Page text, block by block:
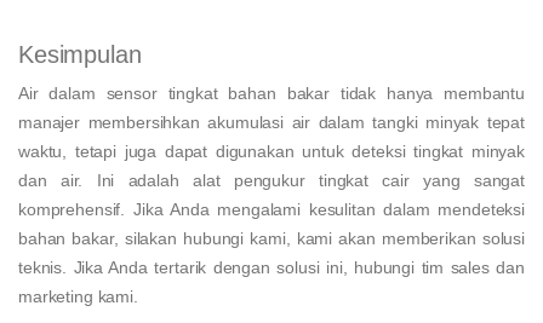
Kesimpulan
Air dalam sensor tingkat bahan bakar tidak hanya membantu
manajer membersihkan akumulasi air dalam tangki minyak tepat
waktu, tetapi juga dapat digunakan untuk deteksi tingkat minyak
dan air. Ini adalah alat pengukur tingkat cair yang sangat
komprehensif. Jika Anda mengalami kesulitan dalam mendeteksi
bahan bakar, silakan hubungi kami, kami akan memberikan solusi
teknis. Jika Anda tertarik dengan solusi ini, hubungi tim sales dan
marketing kami.